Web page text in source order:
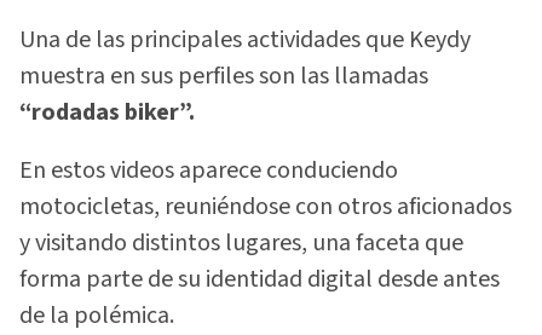
Una de las principales actividades que Keydy
muestra en sus perfiles son las llamadas
“rodadas biker”.
En estos videos aparece conduciendo
motocicletas, reuniéndose con otros aficionados
y visitando distintos lugares, una faceta que
forma parte de su identidad digital desde antes
de la polémica.